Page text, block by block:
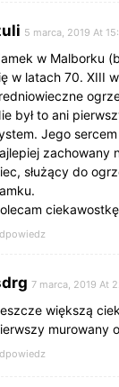
5 marca, 2019 At
w Malborku
w latach 70. XIII
był to ani
Jego
zachowany
służący do
ciekawostkę
7 marca, 2019 At
większą
murowany